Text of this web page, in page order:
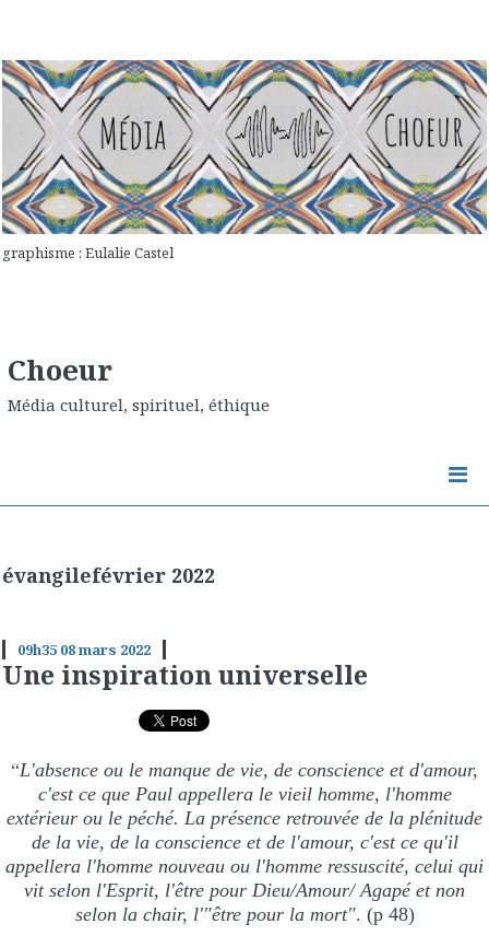
graphisme : Eulalie Castel
Choeur
Média culturel, spirituel, éthique
évangilefévrier 2022
09h35 08mars 2022
Une inspiration universelle
“L'absence ou le manque de vie, de conscience et d'amour,
c'est ce que Paul appellera le vieil homme, l'homme
extérieur ou le péché. La présence retrouvée de la plénitude
de la vie, de la conscience et de l'amour, c'est ce qu'il
appellera l'homme nouveau ou l'homme ressuscité, celui qui
vit selon l'Esprit, l'être pour Dieu/Amour/ Agapé et non
selon la chair, l'"être pour la mort". (p 48)